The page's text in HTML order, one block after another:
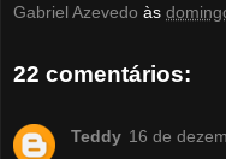
Gabriel Azevedo às
22 comentários:
Teddy 16 de